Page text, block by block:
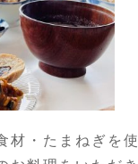
材・たまねぎを